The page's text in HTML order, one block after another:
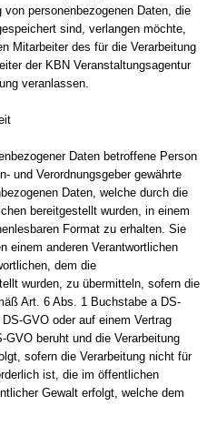
personenbezogenen Daten, die
sind, verlangen möchte,
Mitarbeiter des für die Verarbeitung
der KBN Veranstaltungsagentur
veranlassen.
Daten betroffene Person
und Verordnungsgeber gewährte
Daten, welche durch die
bereitgestellt wurden, in einem
Format zu erhalten. Sie
einem anderen Verantwortlichen
dem die
wurden, zu übermitteln, sofern die
Art. 6 Abs. 1 Buchstabe a DS-
GVO oder auf einem Vertrag
beruht und die Verarbeitung
sofern die Verarbeitung nicht für
ist, die im öffentlichen
Gewalt erfolgt, welche dem